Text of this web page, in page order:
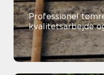
Professionel
kvalitetsarbejde